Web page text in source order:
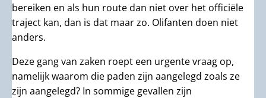
bereiken en als hun route dan niet over het officiële
traject kan, dan is dat maar zo. Olifanten doen niet
anders.
Deze gang van zaken roept een urgente vraag op,
namelijk waarom die paden zijn aangelegd zoals ze
zijn aangelegd? In sommige gevallen zijn